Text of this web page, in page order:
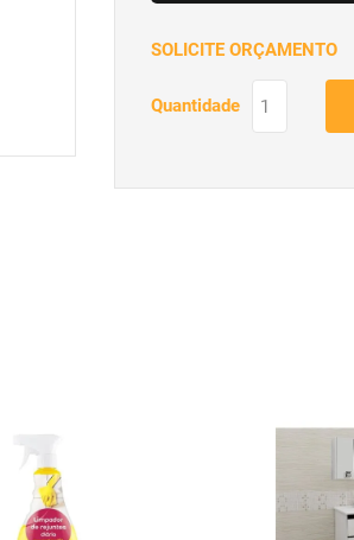
SOLICITE ORÇAMENTO
Quantidade